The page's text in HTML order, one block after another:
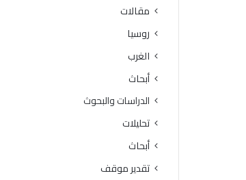
مقالات
روسيا
الغرب
أبحاث
الدراسات والبحوث
تحليلات
أبحاث
تقدير موقف